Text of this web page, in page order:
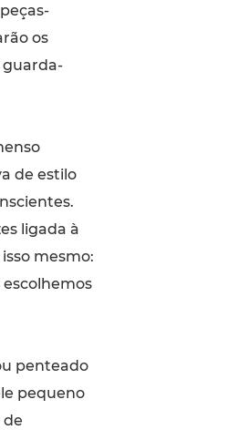
os
guarda-
de estilo
ligada à
mesmo:
penteado
pequeno
de